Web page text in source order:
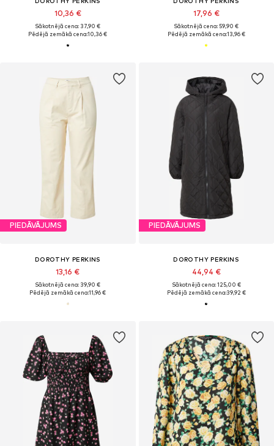
10,36 €
Sākotnējā cena: 37,90 €
Pēdējā zemākā cena:10,36 €
17,96 €
Sākotnējā cena: 59,90 €
Pēdējā zemākā cena:13,96 €
PIEDĀVĀJUMS
DOROTHY PERKINS
13,16 €
Sākotnējā cena: 39,90 €
Pēdējā zemākā cena:11,96 €
PIEDĀVĀJUMS
DOROTHY PERKINS
44,94 €
Sākotnējā cena: 125,00 €
Pēdējā zemākā cena:39,92 €